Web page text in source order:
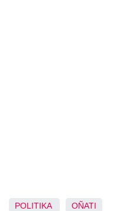
POLITIKA OÑATI